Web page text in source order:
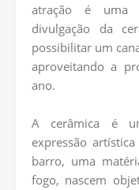
atração é uma
divulgação da
possibilitar um
aproveitando a
ano.
A cerâmica é
expressão
barro, uma
fogo, nascem